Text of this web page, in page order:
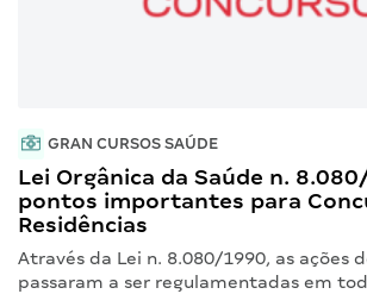
GRAN CURSOS SAÚDE
Lei Orgânica da Saúde n.
pontos importantes para
Residências
Através da Lei n. 8.080/1990, as ações
passaram a ser regulamentadas em